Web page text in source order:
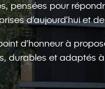
pensées pour
d’aujourd’hui et
d’honneur à
durables et adaptés